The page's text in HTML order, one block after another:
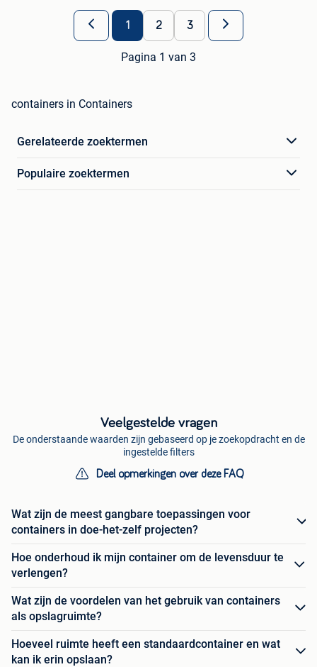
1 2 3
Pagina 1 van 3
containers in Containers
Gerelateerde zoektermen
Populaire zoektermen
Veelgestelde vragen
De onderstaande waarden zijn gebaseerd op je zoekopdracht en de
ingestelde filters
Deel opmerkingen over deze FAQ
Wat zijn de meest gangbare toepassingen voor
containers in doe-het-zelf projecten?
Hoe onderhoud ik mijn container om de levensduur te
verlengen?
Wat zijn de voordelen van het gebruik van containers
als opslagruimte?
Hoeveel ruimte heeft een standaardcontainer en wat
kan ik erin opslaan?